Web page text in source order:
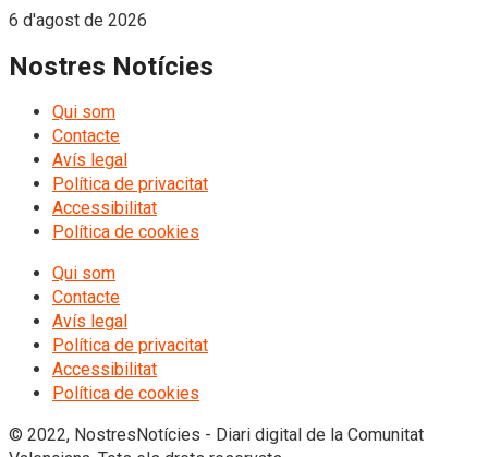
6 d'agost de 2026
Nostres Notícies
Qui som
Contacte
Avís legal
Política de privacitat
Accessibilitat
Política de cookies
Qui som
Contacte
Avís legal
Política de privacitat
Accessibilitat
Política de cookies
© 2022, NostresNotícies - Diari digital de la Comunitat